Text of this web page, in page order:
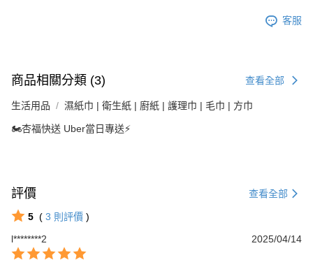
恩沛科技股份有限公司將有權停止該用戶之使用額度並採取法律行動。 客服
商品相關分類 (3) 查看全部
生活用品 濕紙巾 | 衛生紙 | 廚紙 | 護理巾 | 毛巾 | 方巾
🏍杏福快送 Uber當日專送⚡️
評價 查看全部
5 ( 3 則評價 )
l********2
2025/04/14